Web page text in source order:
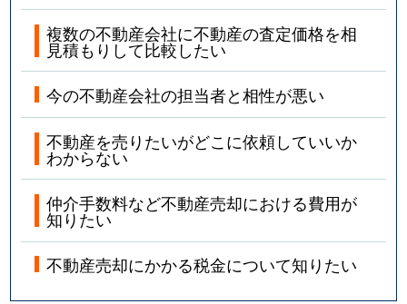
複数の不動産会社に不動産の査定価格を相
見積もりして比較したい
今の不動産会社の担当者と相性が悪い
不動産を売りたいがどこに依頼していいか
わからない
仲介手数料など不動産売却における費用が
知りたい
不動産売却にかかる税金について知りたい